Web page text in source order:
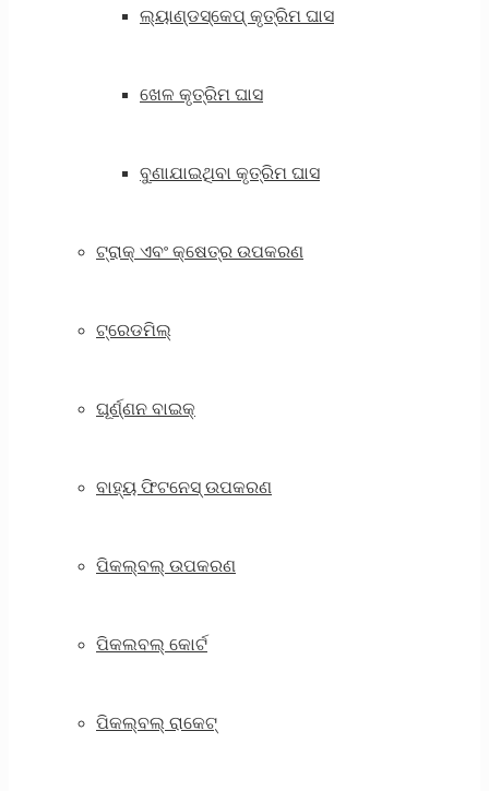
ଲ୍ୟାଣ୍ଡସ୍କେପ୍ କୃତ୍ରିମ ଘାସ
ଖେଳ କୃତ୍ରିମ ଘାସ
ବୁଣାଯାଇଥିବା କୃତ୍ରିମ ଘାସ
ଟ୍ରାକ୍ ଏବଂ କ୍ଷେତ୍ର ଉପକରଣ
ଟ୍ରେଡମିଲ୍
ଘୂର୍ଣ୍ଣନ ବାଇକ୍
ବାହ୍ୟ ଫିଟନେସ୍ ଉପକରଣ
ପିକଲ୍ବଲ୍ ଉପକରଣ
ପିକଲବଲ୍ କୋର୍ଟ
ପିକଲ୍ବଲ୍ ରାକେଟ୍